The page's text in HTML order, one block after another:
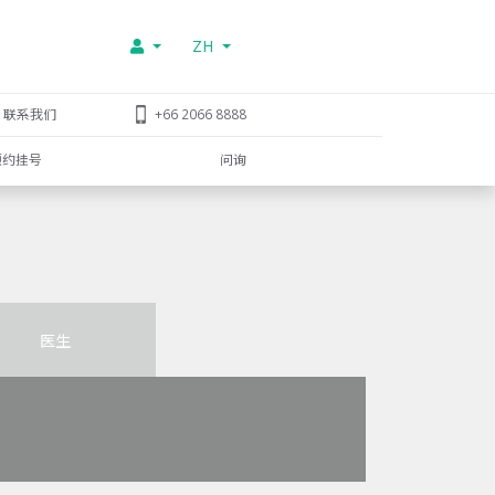
ZH
联系我们 +66 2066 8888
挂号 问询
医生